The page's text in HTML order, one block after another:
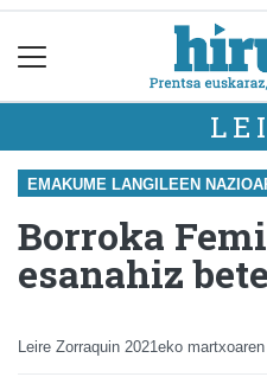
EMAKUME LANGILEEN
Borroka
esanahiz bete
Leire Zorraquin 2021eko